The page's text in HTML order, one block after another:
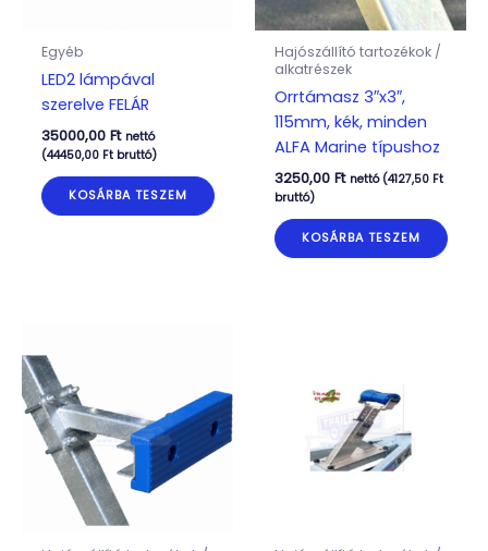
Egyéb
LED2 lámpával
szerelve FELÁR
35000,00 Ft nettó
(44450,00 Ftbruttó)
KOSÁRBA TESZEM
Hajószállító tartozékok /
alkatrészek
Orrtámasz 3″x3″,
115mm, kék, minden
ALFA Marine típushoz
3250,00 Ft nettó (4127,50 Ft
bruttó)
KOSÁRBA TESZEM